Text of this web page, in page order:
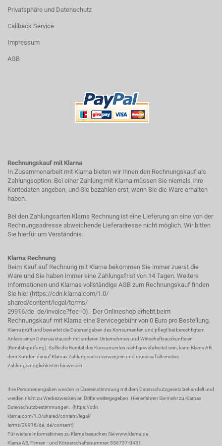
Privatsphäre und Datenschutz
Callback Service
Impressum
AGB
Rechnungskauf mit Klarna
In Zusammenarbeit mit Klarna bieten wir Ihnen den Rechnungskauf als
Zahlungsoption. Bei einer Zahlung mit Klarna müssen Sie niemals Ihre
Kontodaten angeben, und Sie bezahlen erst, wenn Sie die Ware erhalten
haben.
Bei den Zahlungsarten Klarna Rechnung ist eine Lieferung an eine von der
Rechnungsadresse abweichende Lieferadresse nicht möglich. Wir bitten
Sie hierfür um Verständnis.
Klarna Rechnung
Beim Kauf auf Rechnung mit Klarna bekommen Sie immer zuerst die
Ware und Sie haben immer eine Zahlungsfrist von 14 Tagen. Weitere
Informationen und Klarnas vollständige AGB zum Rechnungskauf finden
Sie hier (https://cdn.klarna.com/1.0/
shared/content/legal/terms/
29916/de_de/invoice?fee=0). Der Onlineshop erhebt beim
Rechnungskauf mit Klarna eine Servicegebühr von 0 Euro pro Bestellung.
Klarna prüft und bewertet die Datenangaben des Konsumenten und pflegt bei berechtigtem
Anlass einen Datenaustausch mit anderen Unternehmen und Wirtschaftsauskunfteien
(Bonitätsprüfung). Sollte die Bonität des Konsumenten nicht gewährleistet sein, kann Klarna AB
dem Kunden darauf Klarnas Zahlungsarten verweigern und muss auf alternative
Zahlungsmöglichkeiten hinweisen.
Ihre Personenangaben werden in Übereinstimmung mit dem Datenschutzgesetz behandelt und
werden nicht zu Werbezwecken an Dritte weitergegeben. Hier erfahren Sie mehr zu Klarnas
Datenschutzbestimmungen.
(https://cdn.
klarna.com/1.0/shared/content/legal/
terms/29916/de_de/consent)
Für weitere Informationen zu Klarna besuchen Siewww.klarna.de
Klarna AB, Firmen - und Körperschaftsnummer: 556737-0431